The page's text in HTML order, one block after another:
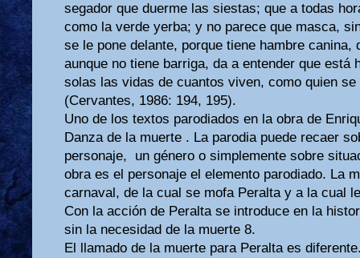
segador que duerme las siestas; que a todas
como la verde yerba; y no parece que masca,
se le pone delante, porque tiene hambre canina,
aunque no tiene barriga, da a entender que está
solas las vidas de cuantos viven, como quien se
(Cervantes, 1986: 194, 195).
Uno de los textos parodiados en la obra de
Danza de la muerte . La parodia puede recaer
personaje, un género o simplemente sobre
obra es el personaje el elemento parodiado. La
carnaval, de la cual se mofa Peralta y a la cual
Con la acción de Peralta se introduce en la
sin la necesidad de la muerte 8.
El llamado de la muerte para Peralta es